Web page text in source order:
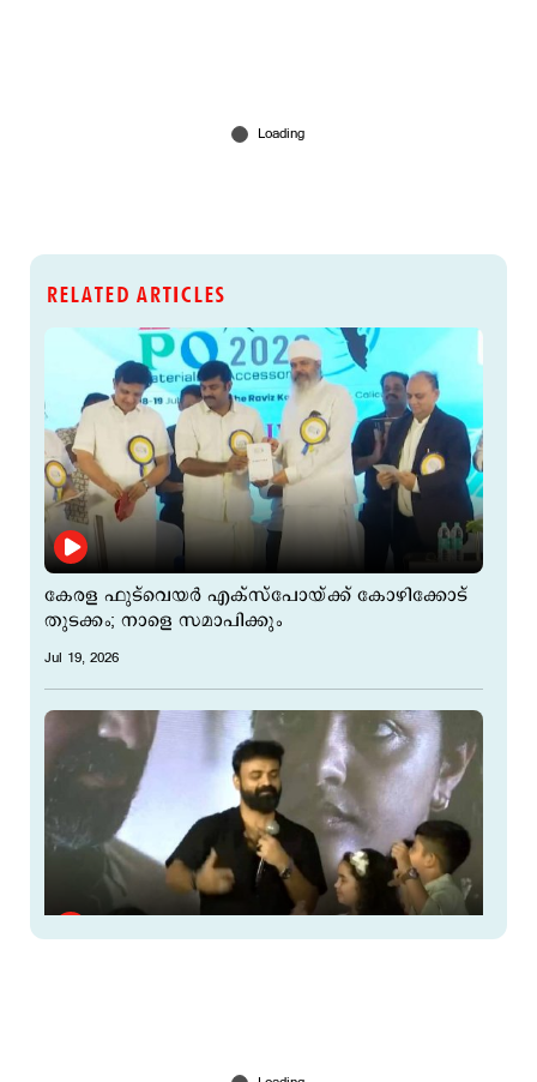
RELATED ARTICLES
കേരള ഫുട്‍വെയർ എക്‌സ്‌പോയ്ക്ക് കോഴിക്കോട്
തുടക്കം; നാളെ സമാപിക്കും
Jul 19, 2026